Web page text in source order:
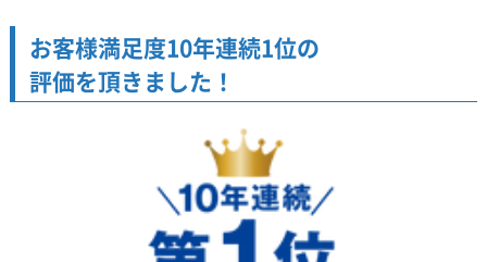
お客様満足度10年連続1位の
評価を頂きました！